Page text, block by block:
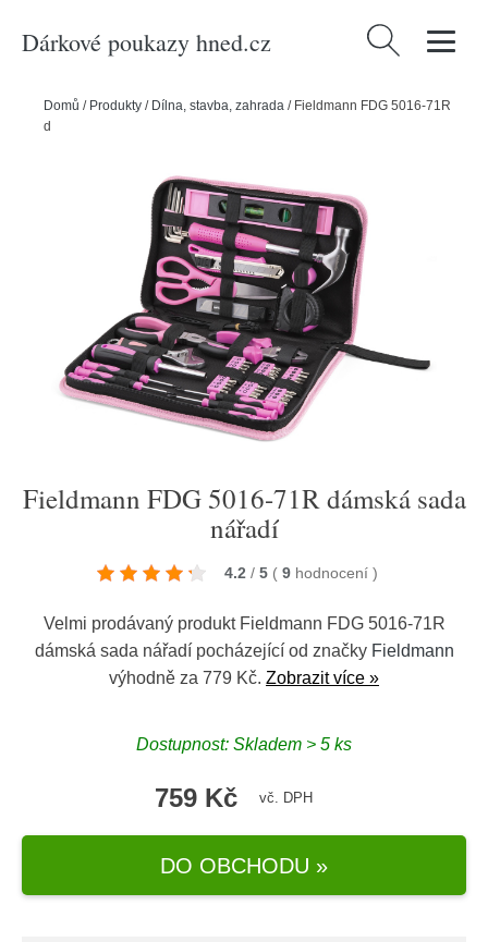
Dárkové poukazy hned.cz Vyhledávání
Domů / Produkty / Dílna, stavba, zahrada / Fieldmann FDG 5016-71R
dámská sada nářadí
Fieldmann FDG 5016-71R dámská sada
nářadí
4.2 / 5 ( 9 hodnocení )
Velmi prodávaný produkt Fieldmann FDG 5016-71R
dámská sada nářadí pocházející od značky Fieldmann
výhodně za 779 Kč. Zobrazit více »
Dostupnost: Skladem > 5 ks
759 Kč vč. DPH
DO OBCHODU »